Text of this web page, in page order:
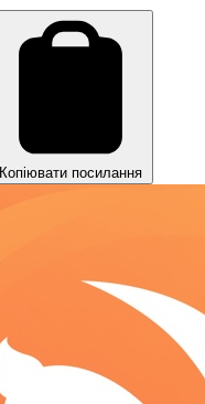
Копіювати посилання